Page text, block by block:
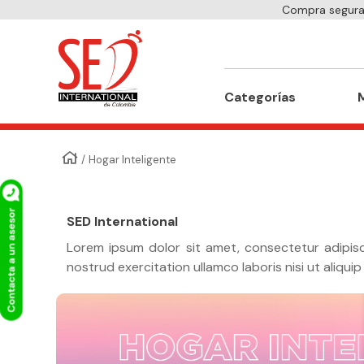
Compra
Categorías
Hogar Inteligente
SED International
Lorem ipsum dolor sit amet, consectetur
nostrud exercitation ullamco laboris nisi ut